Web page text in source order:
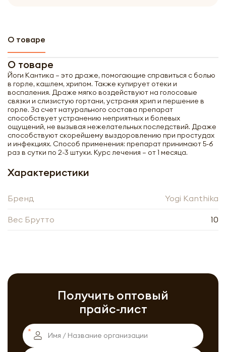
О товаре
О товаре
Йоги Кантика – это драже, помогающие справиться с болью
в горле, кашлем, хрипом. Также купирует отеки и
воспаления. Драже мягко воздействуют на голосовые
связки и слизистую гортани, устраняя хрип и першение в
горле. За счет натурального состава препарат
способствует устранению неприятных и болевых
ощущений, не вызывая нежелательных последствий. Драже
способствуют скорейшему выздоровлению при простудах
и инфекциях. Способ применения: препарат принимают 5-6
раз в сутки по 2-3 штуки. Курс лечения – от 1 месяца.
Характеристики
Бренд Yogi Kanthika
Вес Брутто 10
Получить оптовый
прайс-лист
прайс-лист
Обязательны к заполнению